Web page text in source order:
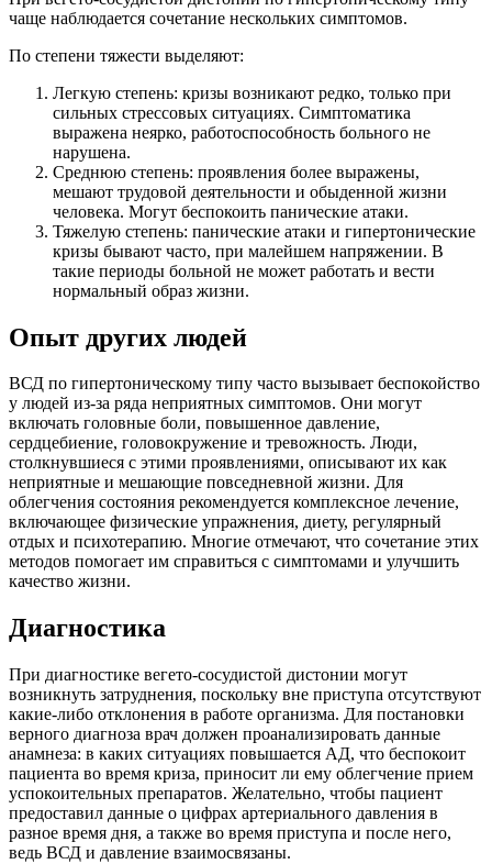
чаще наблюдается сочетание нескольких симптомов.
По степени тяжести выделяют:
Легкую степень: кризы возникают редко, только при
сильных стрессовых ситуациях. Симптоматика
выражена неярко, работоспособность больного не
нарушена.
Среднюю степень: проявления более выражены,
мешают трудовой деятельности и обыденной жизни
человека. Могут беспокоить панические атаки.
Тяжелую степень: панические атаки и гипертонические
кризы бывают часто, при малейшем напряжении. В
такие периоды больной не может работать и вести
нормальный образ жизни.
Опыт других людей
ВСД по гипертоническому типу часто вызывает беспокойство
у людей из-за ряда неприятных симптомов. Они могут
включать головные боли, повышенное давление,
сердцебиение, головокружение и тревожность. Люди,
столкнувшиеся с этими проявлениями, описывают их как
неприятные и мешающие повседневной жизни. Для
облегчения состояния рекомендуется комплексное лечение,
включающее физические упражнения, диету, регулярный
отдых и психотерапию. Многие отмечают, что сочетание этих
методов помогает им справиться с симптомами и улучшить
качество жизни.
Диагностика
При диагностике вегето-сосудистой дистонии могут
возникнуть затруднения, поскольку вне приступа отсутствуют
какие-либо отклонения в работе организма. Для постановки
верного диагноза врач должен проанализировать данные
анамнеза: в каких ситуациях повышается АД, что беспокоит
пациента во время криза, приносит ли ему облегчение прием
успокоительных препаратов. Желательно, чтобы пациент
предоставил данные о цифрах артериального давления в
разное время дня, а также во время приступа и после него,
ведь ВСД и давление взаимосвязаны.